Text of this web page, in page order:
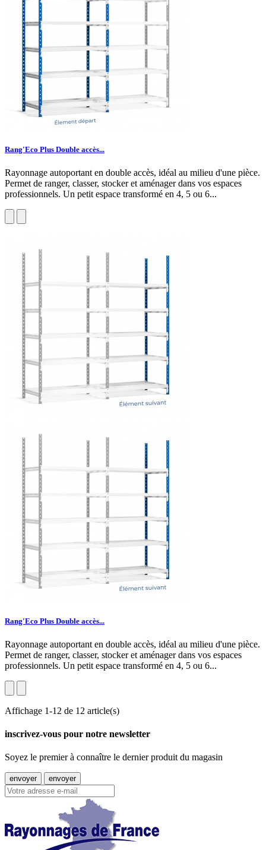
Rang'Eco Plus Double accès...
Rayonnage autoportant en double accès, idéal au milieu d'une pièce.
Permet de ranger, classer, stocker et aménager dans vos espaces
professionnels. Un petit espace transformé en 4, 5 ou 6...
Rang'Eco Plus Double accès...
Rayonnage autoportant en double accès, idéal au milieu d'une pièce.
Permet de ranger, classer, stocker et aménager dans vos espaces
professionnels. Un petit espace transformé en 4, 5 ou 6...
Affichage 1-12 de 12 article(s)
inscrivez-vous pour notre newsletter
Soyez le premier à connaître le dernier produit du magasin